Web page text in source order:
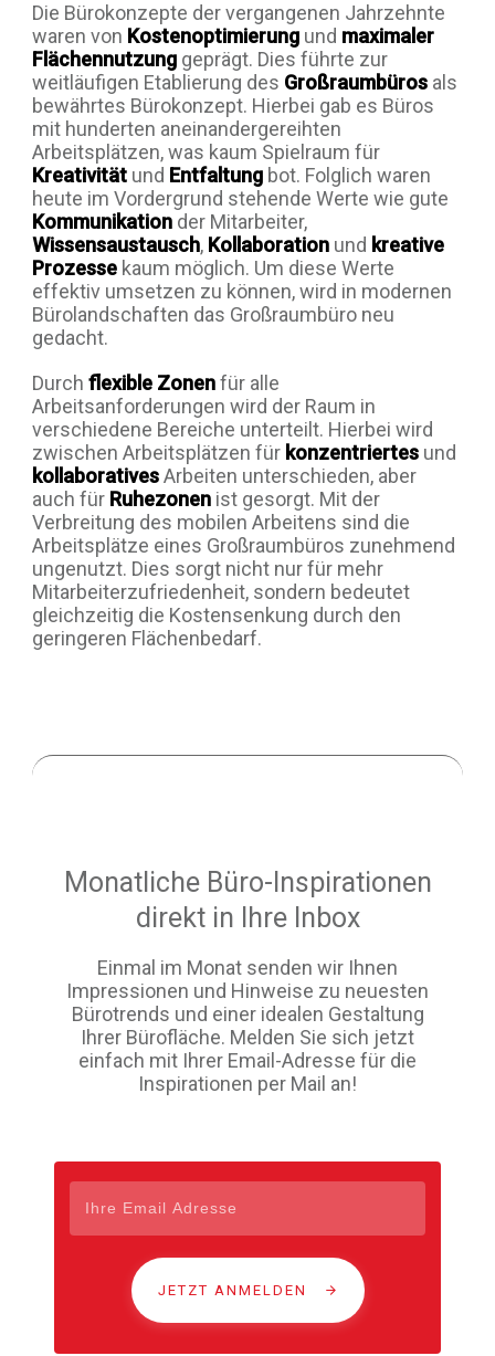
Die Bürokonzepte der vergangenen Jahrzehnte
waren von Kostenoptimierung und maximaler
Flächennutzung geprägt. Dies führte zur
weitläufigen Etablierung des Großraumbüros als
bewährtes Bürokonzept. Hierbei gab es Büros
mit hunderten aneinandergereihten
Arbeitsplätzen, was kaum Spielraum für
Kreativität und Entfaltung bot. Folglich waren
heute im Vordergrund stehende Werte wie gute
Kommunikation der Mitarbeiter,
Wissensaustausch, Kollaboration und kreative
Prozesse kaum möglich. Um diese Werte
effektiv umsetzen zu können, wird in modernen
Bürolandschaften das Großraumbüro neu
gedacht.
Durch flexible Zonenfür alle
Arbeitsanforderungen wird der Raum in
verschiedene Bereiche unterteilt. Hierbei wird
zwischen Arbeitsplätzen für konzentriertes und
kollaborativesArbeiten unterschieden, aber
auch für Ruhezonen ist gesorgt. Mit der
Verbreitung des mobilen Arbeitens sind die
Arbeitsplätze eines Großraumbüros zunehmend
ungenutzt. Dies sorgt nicht nur für mehr
Mitarbeiterzufriedenheit, sondern bedeutet
gleichzeitig die Kostensenkung durch den
geringeren Flächenbedarf.
Monatliche Büro-Inspirationen
direkt in Ihre Inbox
Einmal im Monat senden wir Ihnen
Impressionen und Hinweise zu neuesten
Bürotrends und einer idealen Gestaltung
Ihrer Bürofläche. Melden Sie sich jetzt
einfach mit Ihrer Email-Adresse für die
Inspirationen per Mail an!
JETZT ANMELDEN